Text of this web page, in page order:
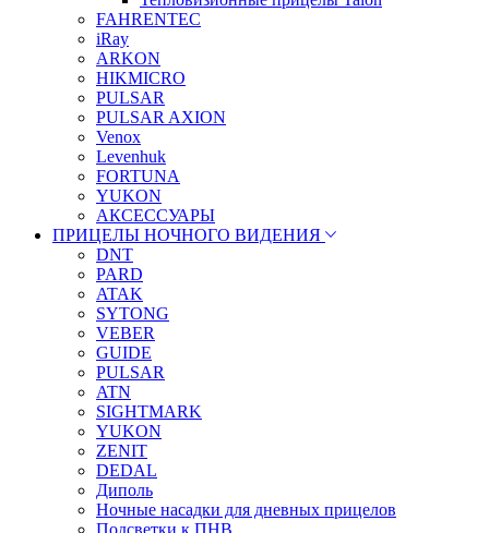
FAHRENTEC
iRay
ARKON
HIKMICRO
PULSAR
PULSAR AXION
Venox
Levenhuk
FORTUNA
YUKON
АКСЕССУАРЫ
ПРИЦЕЛЫ НОЧНОГО ВИДЕНИЯ
DNT
PARD
ATAK
SYTONG
VEBER
GUIDE
PULSAR
ATN
SIGHTMARK
YUKON
ZENIT
DEDAL
Диполь
Ночные насадки для дневных прицелов
Подсветки к ПНВ